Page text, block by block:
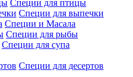
Специи для птицы
Специи для выпечки
Специи и Масала
Специи для рыбы
Специи для супа
Специи для десертов